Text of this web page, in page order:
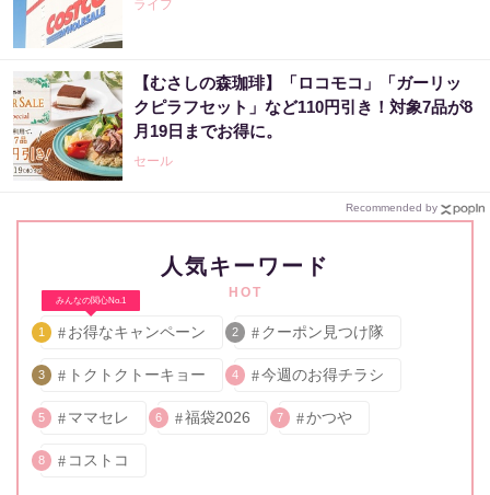
ライフ
【むさしの森珈琲】「ロコモコ」「ガーリッ
クピラフセット」など110円引き！対象7品が8
月19日までお得に。
セール
Recommended by
人気キーワード
HOT
みんなの関心No.1
1 お得なキャンペーン 2 クーポン見つけ隊
3 トクトクトーキョー 4 今週のお得チラシ
5 ママセレ 6 福袋2026 7 かつや
8 コストコ